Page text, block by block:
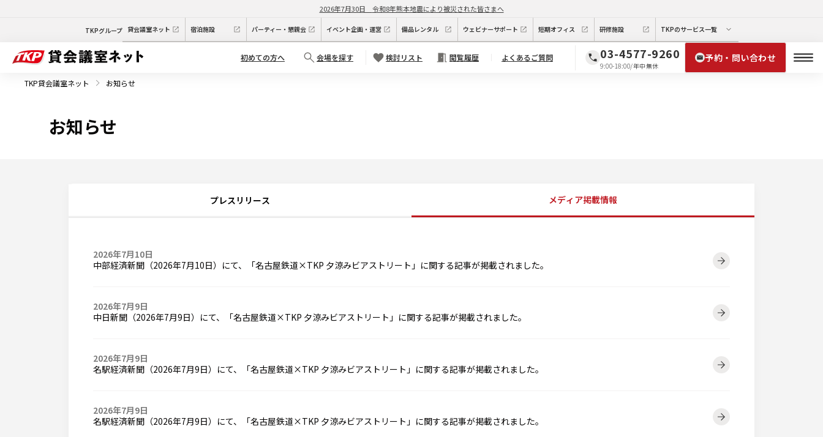
2026年7月30日 令和8年熊本地震により被災された皆さまへ
TKPグループ 貸会議室ネット 宿泊施設 パーティー・懇親会 イベント企画・運営 備品レンタル ウェビナーサポート 短期オフィス 研修施設 TKPのサービス一覧
初めての方へ 会場を探す 検討リスト 閲覧履歴 よくあるご質問 03-4577-9260
9:00-18:00/年中無休
予約・問い合わせ
TKP貸会議室ネット お知らせ
お知らせ
プレスリリース メディア掲載情報
2026年7月10日
中部経済新聞（2026年7月10日）にて、「名古屋鉄道×TKP 夕涼みビアストリート」に関する記事が掲載されました。
2026年7月9日
中日新聞（2026年7月9日）にて、「名古屋鉄道×TKP 夕涼みビアストリート」に関する記事が掲載されました。
2026年7月9日
名駅経済新聞（2026年7月9日）にて、「名古屋鉄道×TKP 夕涼みビアストリート」に関する記事が掲載されました。
2026年7月9日
名駅経済新聞（2026年7月9日）にて、「名古屋鉄道×TKP 夕涼みビアストリート」に関する記事が掲載されました。